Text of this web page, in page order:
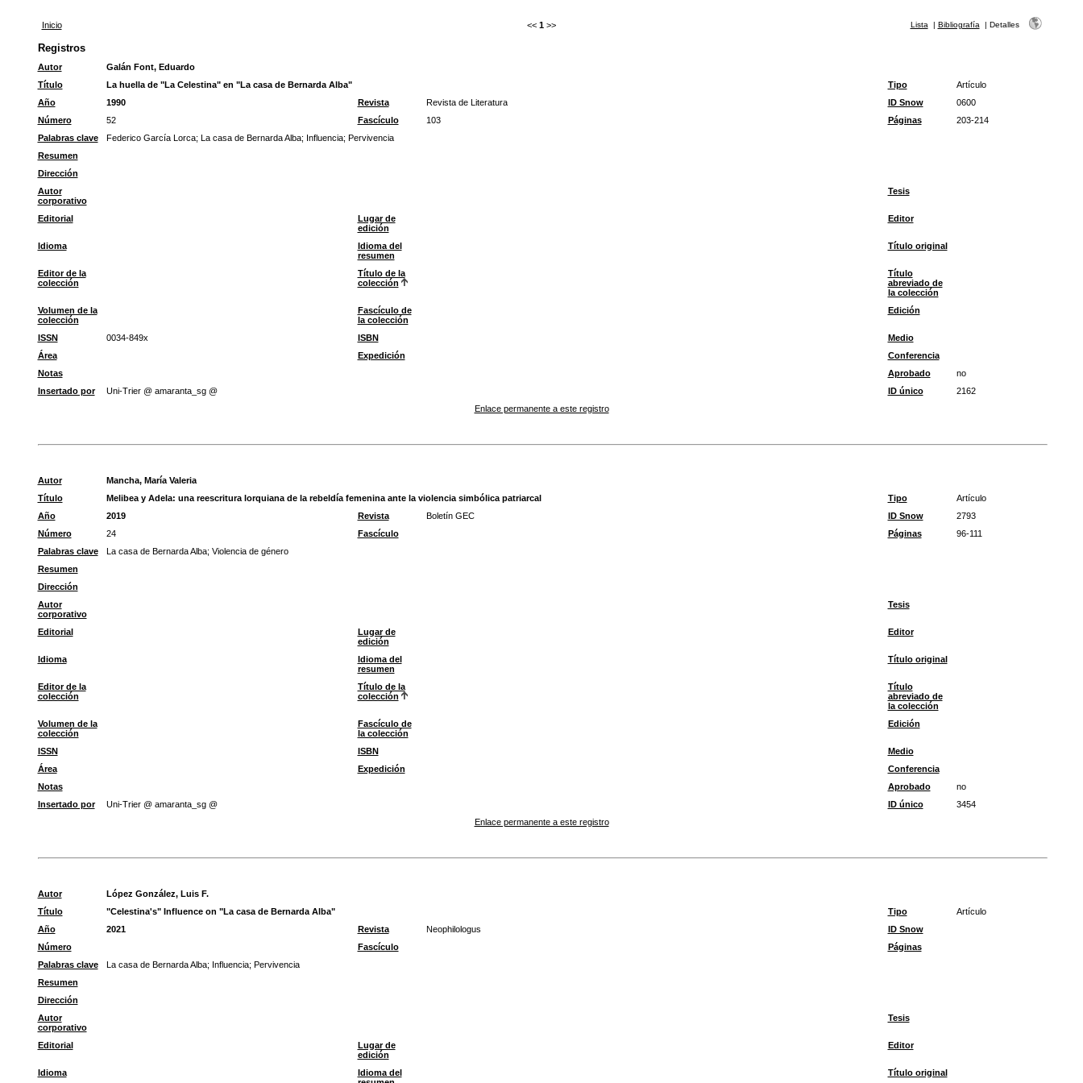
Inicio << 1 >> Lista | Bibliografía | Detalles
Registros
Autor
Galán Font, Eduardo
Título
La huella de "La Celestina" en "La casa de Bernarda Alba" Tipo
Artículo
Año
1990 Revista Revista de Literatura ID Snow
0600
Número
52 Fascículo 103 Páginas
203-214
Palabras clave
Federico García Lorca; La casa de Bernarda Alba; Influencia; Pervivencia
Resumen
Dirección
Autor
corporativo
Tesis
Editorial
Lugar de
edición
Editor
Idioma
Idioma del
resumen
Título original
Editor de la
colección
Título de la
colección
Título
abreviado de
la colección
Volumen de la
colección
Fascículo de
la colección
Edición
ISSN 0034-849x ISBN
Medio
Área
Expedición
Conferencia
Notas
Aprobado
no
Insertado por
Uni-Trier @ amaranta_sg @ ID único
2162
Enlace permanente a este registro
Autor
Mancha, María Valeria
Título
Melibea y Adela: una reescritura lorquiana de la rebeldía femenina ante la violencia simbólica patriarcal Tipo
Artículo
Año
2019 Revista Boletín GEC ID Snow
2793
Número
24 Fascículo Páginas
96-111
Palabras clave
La casa de Bernarda Alba; Violencia de género
Resumen
Dirección
Autor
corporativo
Tesis
Editorial
Lugar de
edición
Editor
Idioma
Idioma del
resumen
Título original
Editor de la
colección
Título de la
colección
Título
abreviado de
la colección
Volumen de la
colección
Fascículo de
la colección
Edición
ISSN ISBN
Medio
Área
Expedición
Conferencia
Notas
Aprobado
no
Insertado por
Uni-Trier @ amaranta_sg @ ID único
3454
Enlace permanente a este registro
Autor
López González, Luis F.
Título
"Celestina's" Influence on "La casa de Bernarda Alba" Tipo
Artículo
Año
2021 Revista Neophilologus
ID Snow
Número
Fascículo
Páginas
Palabras clave
La casa de Bernarda Alba; Influencia; Pervivencia
Resumen
Dirección
Autor
corporativo
Tesis
Editorial
Lugar de
edición
Editor
Idioma
Idioma del
Título original